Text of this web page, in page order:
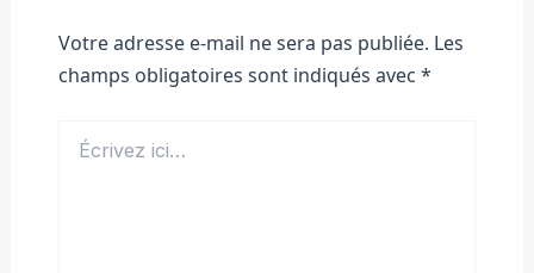
Votre adresse e-mail ne sera pas publiée. Les
champs obligatoires sont indiqués avec *
ici…